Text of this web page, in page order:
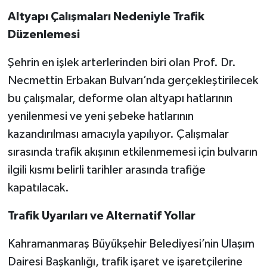
Altyapı Çalışmaları Nedeniyle Trafik
Düzenlemesi
Şehrin en işlek arterlerinden biri olan Prof. Dr.
Necmettin Erbakan Bulvarı’nda gerçekleştirilecek
bu çalışmalar, deforme olan altyapı hatlarının
yenilenmesi ve yeni şebeke hatlarının
kazandırılması amacıyla yapılıyor. Çalışmalar
sırasında trafik akışının etkilenmemesi için bulvarın
ilgili kısmı belirli tarihler arasında trafiğe
kapatılacak.
Trafik Uyarıları ve Alternatif Yollar
Kahramanmaraş Büyükşehir Belediyesi’nin Ulaşım
Dairesi Başkanlığı, trafik işaret ve işaretçilerine
ÜÇÜNCÜ SAYFA
Yemek
SİVİL TOPLUM
SEÇİM 2014
KİM KİMDİR
HEDEF2020